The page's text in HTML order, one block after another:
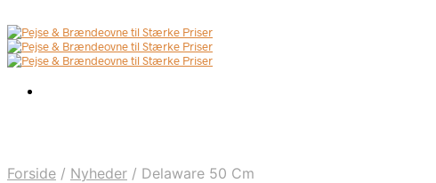
Forside / Nyheder / Delaware 50 Cm